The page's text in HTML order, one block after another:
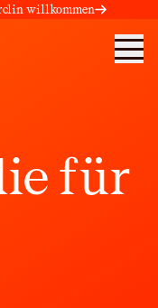
willkommen
ie für